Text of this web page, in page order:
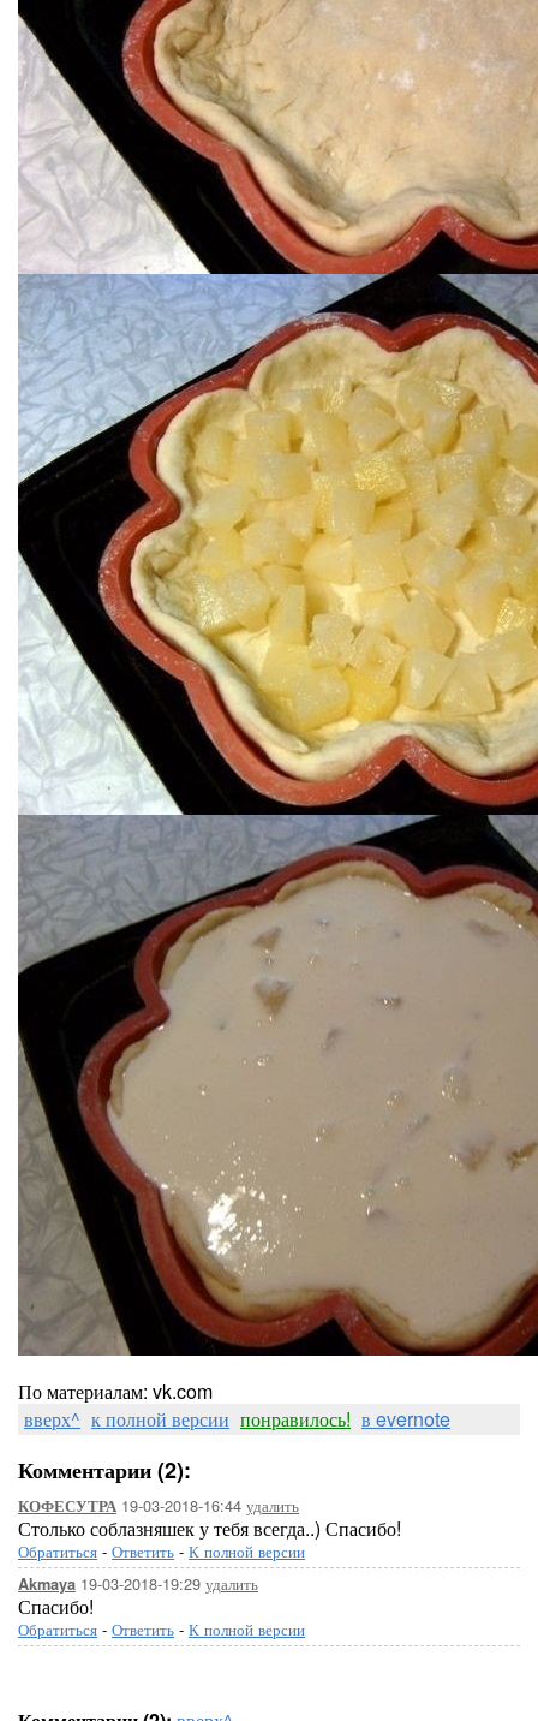
По материалам: vk.com
вверх^ к полной версии понравилось! в evernote
Комментарии (2):
КОФЕСУТРА 19-03-2018-16:44 удалить
Столько соблазняшек у тебя всегда..) Спасибо!
Обратиться - Ответить - К полной версии
Akmaya 19-03-2018-19:29 удалить
Спасибо!
Обратиться - Ответить - К полной версии